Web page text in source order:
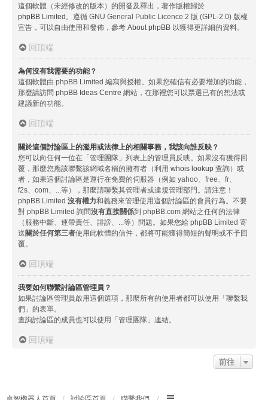
這個軟體（未經修改的版本）的開發及釋出，著作版權歸於
phpBB Limited。遵循 GNU General Public Licence 2 版 (GPL-2.0) 版權
宣告，可以自由使用和發佈，參考 About phpBB 以獲得更詳細的資料。
回頂端
為何沒有我需要的功能？
這個軟體由 phpBB Limited 編寫與授權。如果您確信有必要增加的功能，
那麼請訪問 phpBB Ideas Centre 網站，在那裡您可以票選已有的想法或
建議新的功能。
回頂端
關於這個討論區上的濫用或法律上的相關事務，我該向誰反映？
您可以向任何一位在「管理團隊」列表上的管理員反映。如果沒有獲得回
覆，那麼您應該聯繫該網域名稱的擁有者（利用 whois lookup 查詢）或
者，如果這個討論區是運行在免費的伺服器（例如 yahoo、free、fr、
f2s、com、...等），那麼請聯繫其管理者或違規管理部門。請注意！
phpBB Limited 沒有權力和義務來管理使用這個討論區的會員行為。不要
對 phpBB Limited 詢問沒有直接關係到 phpBB.com 網站之任何的法律
（服務中斷、連帶責任、誹謗、...等）問題。如果您給 phpBB Limited 寄
送關於任何第三者使用此軟體的信件，都將可能獲得簡短的聲明或不予回
覆。
回頂端
我要如何聯繫討論區管理員？
如果討論區管理員啟用這個選項，那麼所有的使用者都可以使用「聯繫我
們」的表單。
查詢討論區的成員也可以使用「管理團隊」連結。
回頂端
前往